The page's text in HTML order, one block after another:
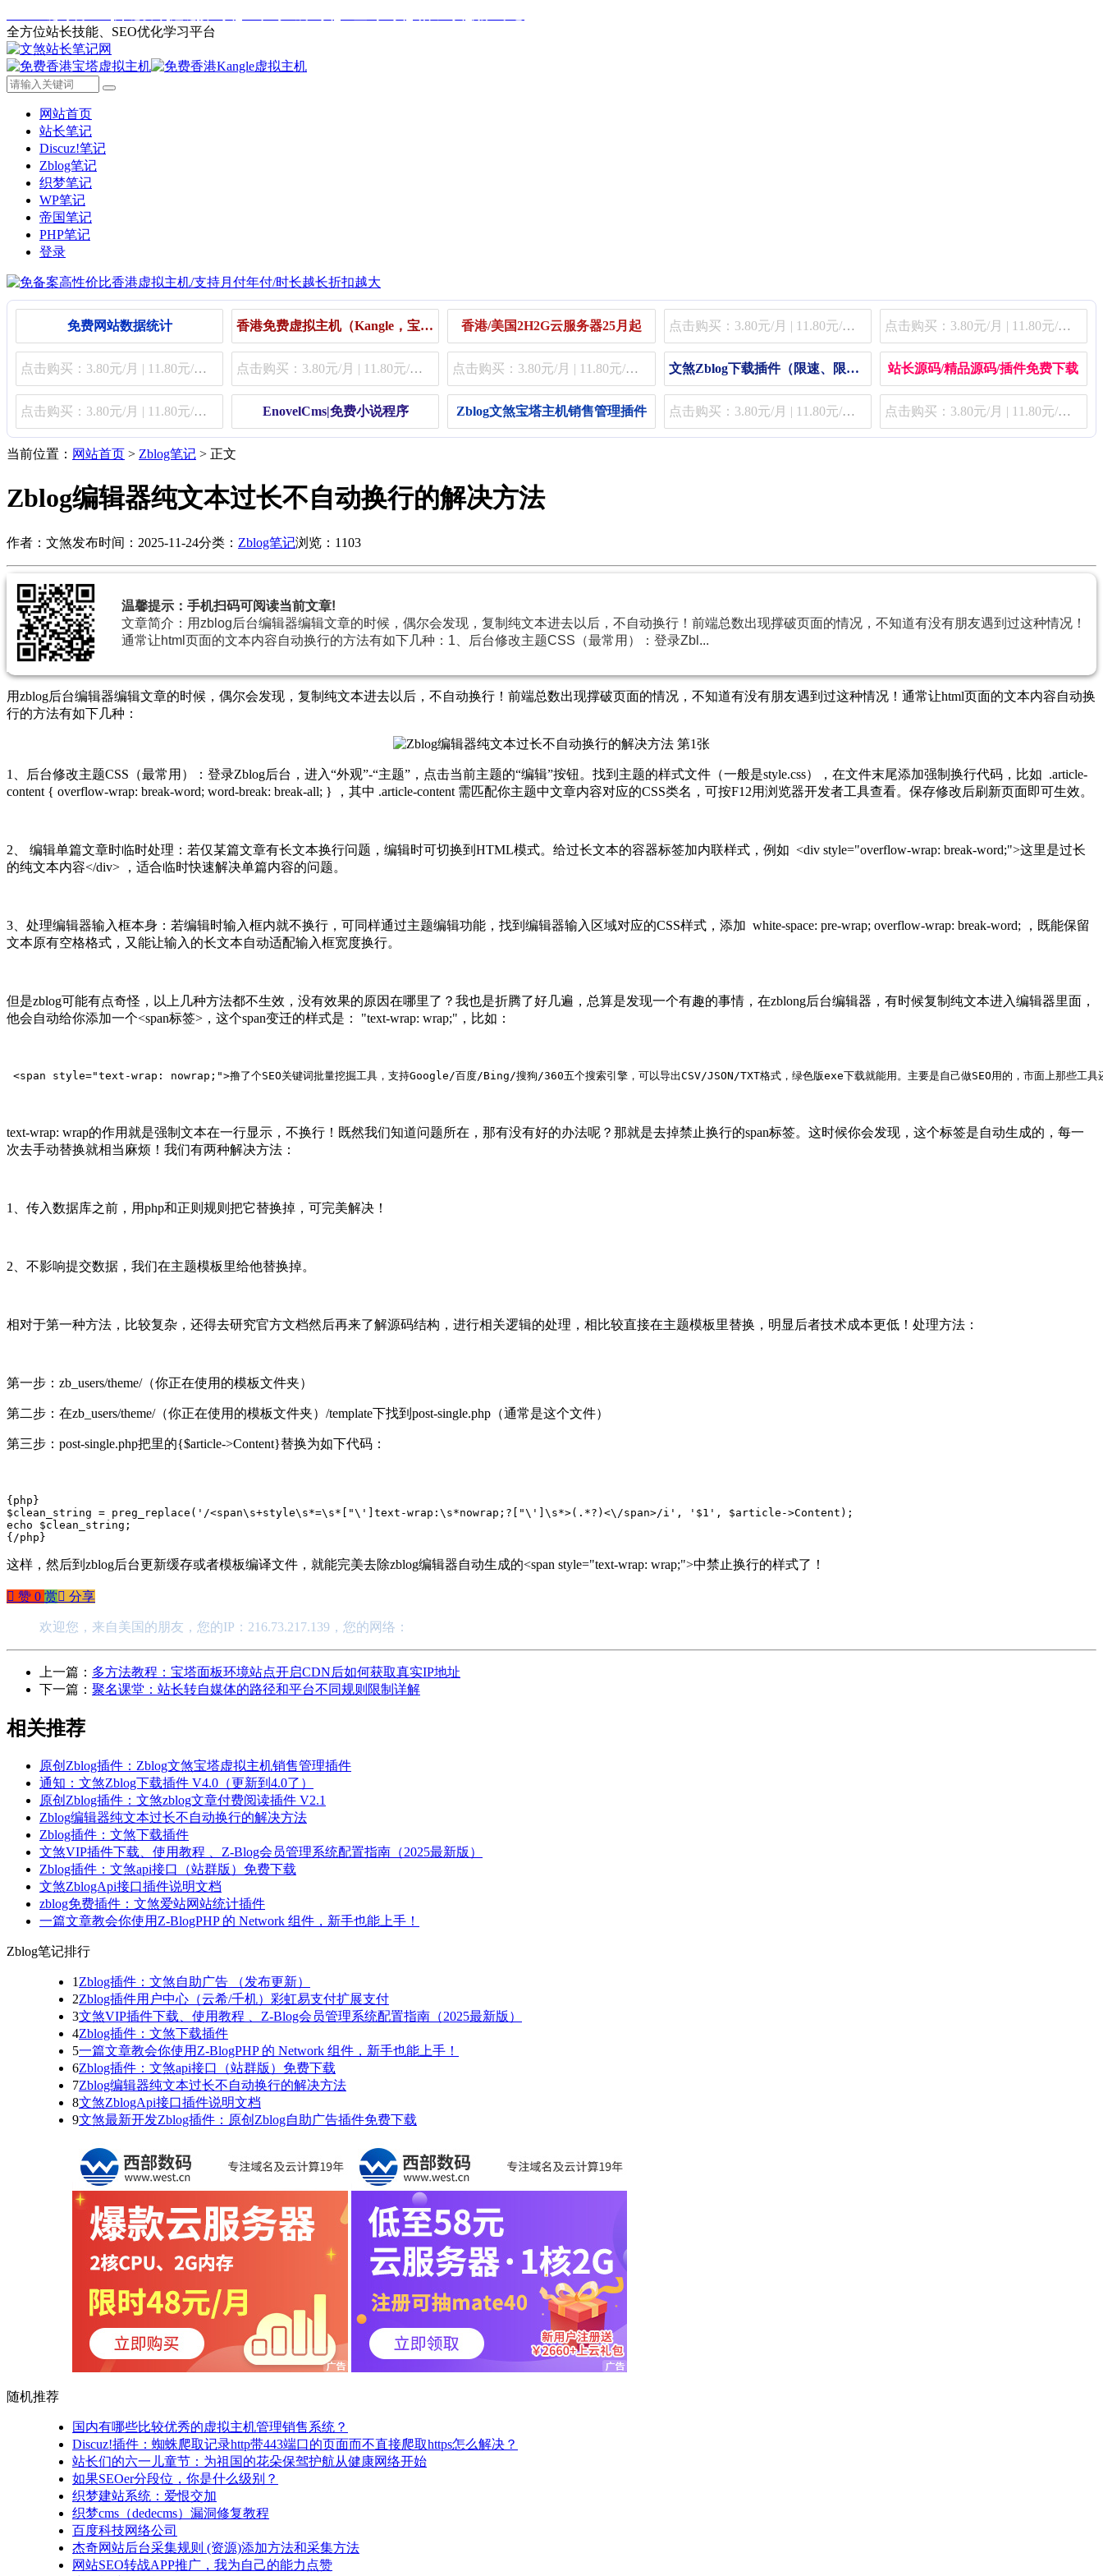
全方位站长技能、SEO优化学习平台
网站首页
站长笔记
Discuz!笔记
Zblog笔记
织梦笔记
WP笔记
帝国笔记
PHP笔记
登录
免费网站数据统计 香港免费虚拟主机（Kangle，宝塔主机） 香港/美国2H2G云服务器25月起 点击购买：3.80元/月 | 11.80元/季 | 48.80元/年 点击购买：3.80元/月 | 11.80元/季 | 48.80元/年
点击购买：3.80元/月 | 11.80元/季 | 48.80元/年 点击购买：3.80元/月 | 11.80元/季 | 48.80元/年 点击购买：3.80元/月 | 11.80元/季 | 48.80元/年 文煞Zblog下载插件（限速、限用户组、限费） 站长源码/精品源码/插件免费下载
点击购买：3.80元/月 | 11.80元/季 | 48.80元/年 EnovelCms|免费小说程序 Zblog文煞宝塔主机销售管理插件 点击购买：3.80元/月 | 11.80元/季 | 48.80元/年 点击购买：3.80元/月 | 11.80元/季 | 48.80元/年
当前位置： 网站首页 > Zblog笔记 > 正文
Zblog编辑器纯文本过长不自动换行的解决方法
作者：文煞发布时间：2025-11-24分类： Zblog笔记浏览：1103
温馨提示：手机扫码可阅读当前文章!
文章简介：用zblog后台编辑器编辑文章的时候，偶尔会发现，复制纯文本进去以后，不自动换行！前端总数出现撑破页面的情况，不知道有没有朋友遇到过这种情况！
通常让html页面的文本内容自动换行的方法有如下几种：1、后台修改主题CSS（最常用）：登录Zbl...
用zblog后台编辑器编辑文章的时候，偶尔会发现，复制纯文本进去以后，不自动换行！前端总数出现撑破页面的情况，不知道有没有朋友遇到过这种情况！通常让html页面的文本内容自动换
行的方法有如下几种：
1、后台修改主题CSS（最常用）：登录Zblog后台，进入“外观”-“主题”，点击当前主题的“编辑”按钮。找到主题的样式文件（一般是style.css），在文件末尾添加强制换行代码，比如 .article-
content { overflow-wrap: break-word; word-break: break-all; } ，其中 .article-content 需匹配你主题中文章内容对应的CSS类名，可按F12用浏览器开发者工具查看。保存修改后刷新页面即可生效。
2、 编辑单篇文章时临时处理：若仅某篇文章有长文本换行问题，编辑时可切换到HTML模式。给过长文本的容器标签加内联样式，例如 <div style="overflow-wrap: break-word;">这里是过长
的纯文本内容</div> ，适合临时快速解决单篇内容的问题。
3、处理编辑器输入框本身：若编辑时输入框内就不换行，可同样通过主题编辑功能，找到编辑器输入区域对应的CSS样式，添加 white-space: pre-wrap; overflow-wrap: break-word; ，既能保留
文本原有空格格式，又能让输入的长文本自动适配输入框宽度换行。
但是zblog可能有点奇怪，以上几种方法都不生效，没有效果的原因在哪里了？我也是折腾了好几遍，总算是发现一个有趣的事情，在zblong后台编辑器，有时候复制纯文本进入编辑器里面，
他会自动给你添加一个<span标签>，这个span变迁的样式是： "text-wrap: wrap;"，比如：
<span style="text-wrap: nowrap;">撸了个SEO关键词批量挖掘工具，支持Google/百度/Bing/搜狗/360五个搜索引擎，可以导出CSV/JSON/TXT格式，绿色版exe下载就能用。主要是自己做SEO用的，市面上那些工具
text-wrap: wrap的作用就是强制文本在一行显示，不换行！既然我们知道问题所在，那有没有好的办法呢？那就是去掉禁止换行的span标签。这时候你会发现，这个标签是自动生成的，每一
次去手动替换就相当麻烦！我们有两种解决方法：
1、传入数据库之前，用php和正则规则把它替换掉，可完美解决！
2、不影响提交数据，我们在主题模板里给他替换掉。
相对于第一种方法，比较复杂，还得去研究官方文档然后再来了解源码结构，进行相关逻辑的处理，相比较直接在主题模板里替换，明显后者技术成本更低！处理方法：
第一步：zb_users/theme/（你正在使用的模板文件夹）
第二步：在zb_users/theme/（你正在使用的模板文件夹） /template下找到post-single.php（通常是这个文件）
第三步： post-single.php把里的{$article->Content}替换为如下代码：
{php}
$clean_string = preg_replace('/<span\s+style\s*=\s*["\']text-wrap:\s*nowrap;?["\']\s*>(.*?)<\/span>/i', '$1', $article->Content);
echo $clean_string;
{/php}
这样，然后到zblog后台更新缓存或者模板编译文件，就能完美去除zblog编辑器自动生成的<span style="text-wrap: wrap;">中禁止换行的样式了！
󰄼 赞 0 赏󰄯 分享
欢迎您，来自美国的朋友，您的IP：216.73.217.139，您的网络：
上一篇： 多方法教程：宝塔面板环境站点开启CDN后如何获取真实IP地址
下一篇： 聚名课堂：站长转自媒体的路径和平台不同规则限制详解
相关推荐
原创Zblog插件：Zblog文煞宝塔虚拟主机销售管理插件
通知：文煞Zblog下载插件 V4.0（更新到4.0了）
原创Zblog插件：文煞zblog文章付费阅读插件 V2.1
Zblog编辑器纯文本过长不自动换行的解决方法
Zblog插件：文煞下载插件
文煞VIP插件下载、使用教程 、Z-Blog会员管理系统配置指南（2025最新版）
Zblog插件：文煞api接口（站群版）免费下载
文煞ZblogApi接口插件说明文档
zblog免费插件：文煞爱站网站统计插件
一篇文章教会你使用Z-BlogPHP 的 Network 组件，新手也能上手！
Zblog笔记排行
1 Zblog插件：文煞自助广告 （发布更新）
2Zblog插件用户中心（云希/千机）彩虹易支付扩展支付
3文煞VIP插件下载、使用教程 、Z-Blog会员管理系统配置指南（2025最新版）
4Zblog插件：文煞下载插件
5一篇文章教会你使用Z-BlogPHP 的 Network 组件，新手也能上手！
6Zblog插件：文煞api接口（站群版）免费下载
7Zblog编辑器纯文本过长不自动换行的解决方法
8文煞ZblogApi接口插件说明文档
9文煞最新开发Zblog插件：原创Zblog自助广告插件免费下载
随机推荐
国内有哪些比较优秀的虚拟主机管理销售系统？
Discuz!插件：蜘蛛爬取记录http带443端口的页面而不直接爬取https怎么解决？
站长们的六一儿童节：为祖国的花朵保驾护航从健康网络开始
如果SEOer分段位，你是什么级别？
织梦建站系统：爱恨交加
织梦cms（dedecms）漏洞修复教程
百度科技网络公司
杰奇网站后台采集规则 (资源)添加方法和采集方法
网站SEO转战APP推广，我为自己的能力点赞